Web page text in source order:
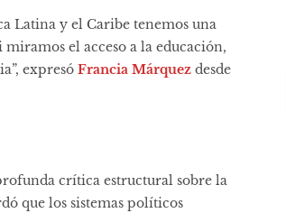
Latina y el Caribe tenemos una
miramos el acceso a la educación,
expresó Francia Márquez desde
crítica estructural sobre la
que los sistemas políticos